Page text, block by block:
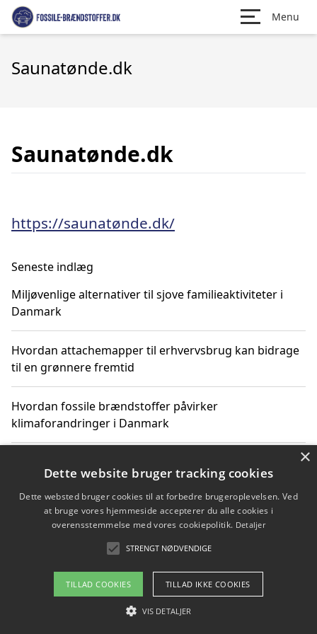
Menu
Saunatønde.dk
Saunatønde.dk
https://saunatønde.dk/
Seneste indlæg
Miljøvenlige alternativer til sjove familieaktiviteter i
Danmark
Hvordan attachemapper til erhvervsbrug kan bidrage
til en grønnere fremtid
Hvordan fossile brændstoffer påvirker
klimaforandringer i Danmark
klimaændringer
Hvordan citater om fossile brændstoffer kan ændre
Copyright 2026 - Pilanto Aps
Om / kontakt
×
Dette website bruger tracking cookies
Dette websted bruger cookies til at forbedre brugeroplevelsen. Ved
at bruge vores hjemmeside accepterer du alle cookies i
overensstemmelse med vores cookiepolitik. Detaljer
STRENGT NØDVENDIGE
TILLAD COOKIES TILLAD IKKE COOKIES
VIS DETALJER